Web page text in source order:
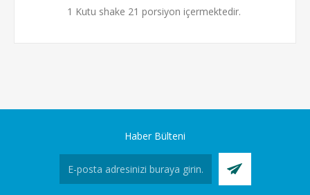
1 Kutu shake 21 porsiyon içermektedir.
Haber Bülteni